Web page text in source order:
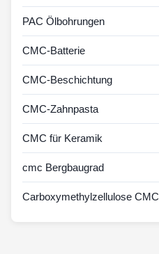
PAC Ölbohrungen
CMC-Batterie
CMC-Beschichtung
CMC-Zahnpasta
CMC für Keramik
cmc Bergbaugrad
Carboxymethylzellulose CMC